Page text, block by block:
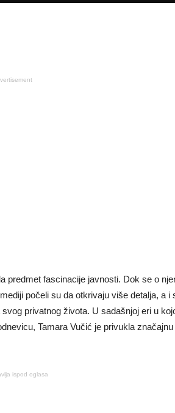
predmet fascinacije javnosti. Dok se o
počeli su da otkrivaju više detalja, a i
privatnog života. U sadašnjoj eri u
Tamara Vučić je privukla
ispod oglasa